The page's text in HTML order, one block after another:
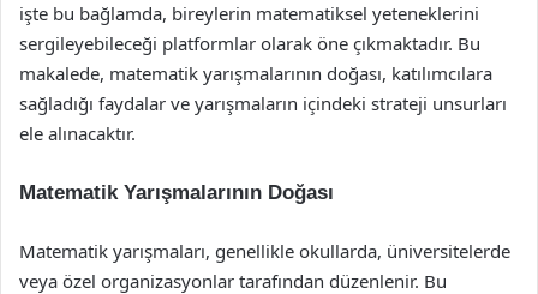
işte bu bağlamda, bireylerin matematiksel yeteneklerini
sergileyebileceği platformlar olarak öne çıkmaktadır. Bu
makalede, matematik yarışmalarının doğası, katılımcılara
sağladığı faydalar ve yarışmaların içindeki strateji unsurları
ele alınacaktır.
Matematik Yarışmalarının Doğası
Matematik yarışmaları, genellikle okullarda, üniversitelerde
veya özel organizasyonlar tarafından düzenlenir. Bu